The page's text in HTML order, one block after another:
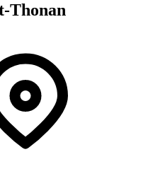
Thonan